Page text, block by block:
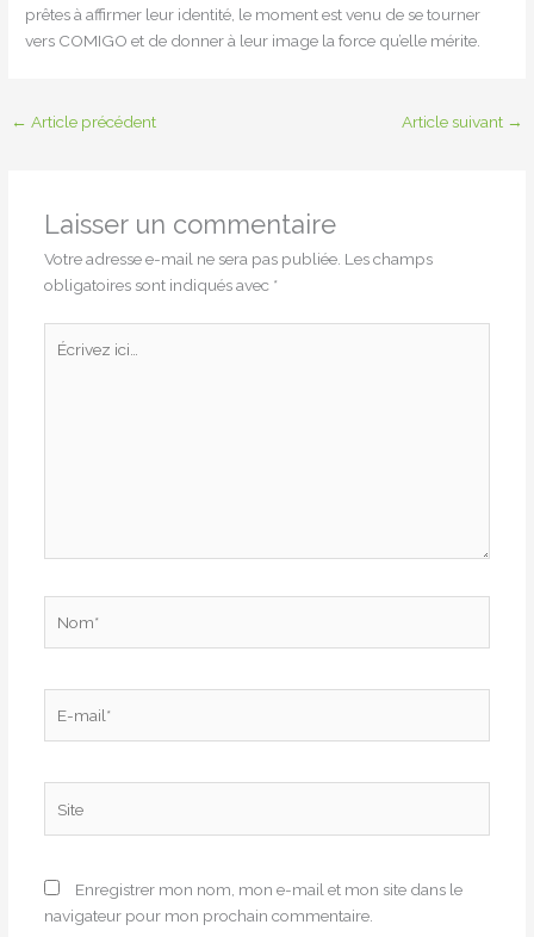
prêtes à affirmer leur identité, le moment est venu de se tourner
vers COMIGO et de donner à leur image la force qu’elle mérite.
← Article précédent Article suivant →
Laisser un commentaire
Votre adresse e-mail ne sera pas publiée. Les champs
obligatoires sont indiqués avec *
ici…
mail*
Enregistrer mon nom, mon e-mail et mon site dans le
navigateur pour mon prochain commentaire.